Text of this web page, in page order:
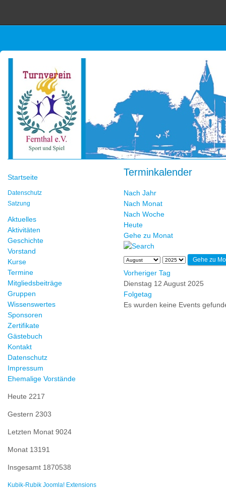
Startseite
Datenschutz
Satzung
Aktuelles
Aktivitäten
Geschichte
Vorstand
Kurse
Termine
Mitgliedsbeiträge
Gruppen
Wissenswertes
Sponsoren
Zertifikate
Gästebuch
Kontakt
Datenschutz
Impressum
Ehemalige Vorstände
Heute 2217
Gestern 2303
Letzten Monat 9024
Monat 13191
Insgesamt 1870538
Kubik-Rubik Joomla! Extensions
Terminkalender
Nach Jahr
Nach Monat
Nach Woche
Heute
Gehe zu Monat
Gehe zu
Vorheriger Tag
Dienstag 12 August 2025
Folgetag
Es wurden keine Events